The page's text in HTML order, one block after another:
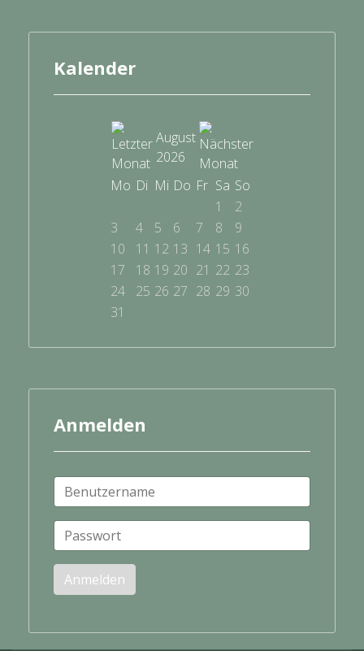
Kalender
August
2026
Mo Di Mi Do Fr Sa So
1
2
3
4 5 6 7 8
9
10
11 12 13 14 15 16
17
18 19 20 21 22 23
24
25 26 27 28 29 30
31
Anmelden
Anmelden